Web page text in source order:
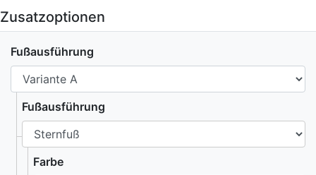
Zusatzoptionen
Fußausführung
Fußausführung
Farbe